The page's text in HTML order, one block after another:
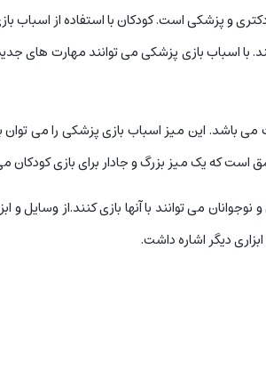
و پزشکی است. کودکان با استفاده از اسباب
اسباب بازی پزشکی می توانند مهارت های جدید
می باشد. این میز اسباب بازی پزشکی را می
کودکان و نوجوانان می توانند با آنها بازی کنند.از
دیگر اشاره داشت.